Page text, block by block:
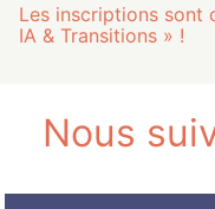
Les inscriptions sont
IA & Transitions » !
Nous